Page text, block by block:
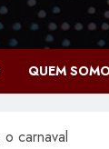
QUEM
carnaval